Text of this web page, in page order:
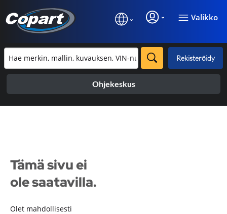
Valikko
Rekisteröidy
Ohjekeskus
Tämä sivu ei
ole saatavilla.
Olet mahdollisesti